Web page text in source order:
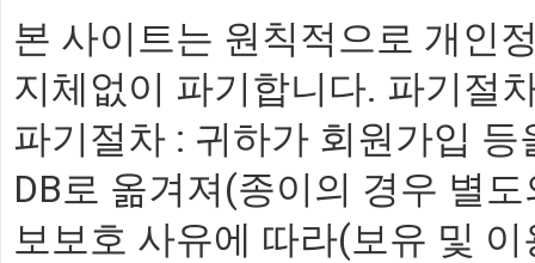
본 사이트는 원칙적으로 개인
지체없이 파기합니다. 파기절
파기절차 : 귀하가 회원가입
DB로 옮겨져(종이의 경우 별
보보호 사유에 따라(보유 및